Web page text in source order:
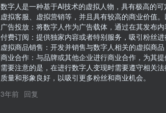
数字人是一种基于AI技术的虚拟人物，具有极高的
虚拟客服、虚拟营销等，并且具有较高的商业价值
广告投放：将数字人作为广告载体，通过在其发布
付费订阅：提供独家内容或者特别服务，吸引粉丝
虚拟商品销售：开发并销售与数字人相关的虚拟商
商业合作：与品牌或其他企业进行商业合作，为其
需要注意的是，在进行数字人变现时需要遵守相关
质量和形象良好，以吸引更多粉丝和商业机会。
3年前 回复